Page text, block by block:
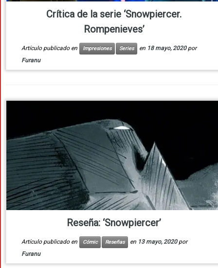
Crítica de la serie ‘Snowpiercer.
Rompenieves’
Artículo publicado en Impresiones Series en 18 mayo, 2020 por
Furanu
Reseña: ‘Snowpiercer’
Artículo publicado en Cómic Reseñas en 13 mayo, 2020 por
Furanu